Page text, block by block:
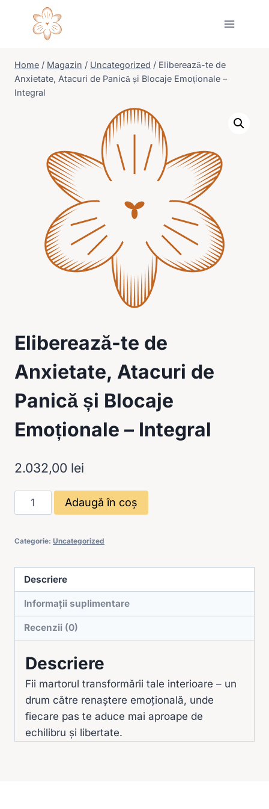
Home / Magazin / Uncategorized / Eliberează-te de
Anxietate, Atacuri de Panică și Blocaje Emoționale –
Integral
Eliberează-te de
Anxietate, Atacuri de
Panică și Blocaje
Emoționale – Integral
2.032,00 lei
Cantitate
Eliberează-
de
Atacuri
de
Blocaje
Emoționale
Adaugă în coș
Categorie: Uncategorized
Descriere
Informații suplimentare
Recenzii (0)
Descriere
Fii martorul transformării tale interioare – un
drum către renaștere emoțională, unde
fiecare pas te aduce mai aproape de
echilibru și libertate.